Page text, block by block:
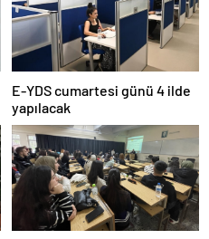
E-YDS cumartesi günü 4 ilde
yapılacak